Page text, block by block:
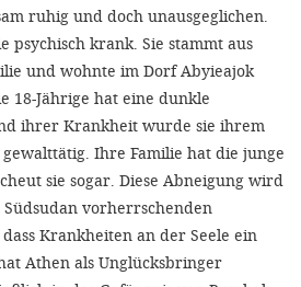
ruhig und doch unausgeglichen.
psychisch krank. Sie stammt aus
und wohnte im Dorf Abyieajok
18-Jährige hat eine dunkle
ihrer Krankheit wurde sie ihrem
Ihre Familie hat die junge
sie sogar. Diese Abneigung wird
vorherrschenden
Krankheiten an der Seele ein
Athen als Unglücksbringer
Impressum